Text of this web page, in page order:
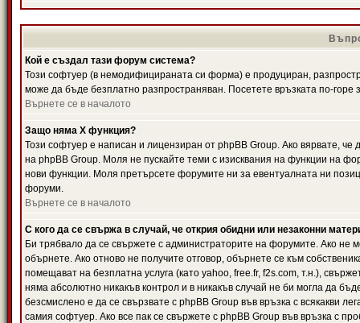
Кой е създал тази форум система?
Този софтуер (в немодифицираната си форма) е продуциран,
може да бъде безплатно разпространяван. Посетете връзката по-горе
Върнете се в началото
Защо няма X функция?
Този софтуер е написан и лицензиран от phpBB Group. Ако вярвате,
на phpBB Group. Моля не пускайте теми с изисквания на функции на
нови функции. Моля претърсете форумите ни за евентуалната ни
форуми.
Върнете се в началото
С кого да се свържа в случай, че открия обидни или незаконни
Би трябвало да се свържете с администраторите на форумите. Ако не
обърнете. Ако отново не получите отговор, обърнете се към
помещават на безплатна услуга (като yahoo, free.fr, f2s.com, т.н.),
няма абсолютно никакъв контрол и в никакъв случай не би могла да
безсмислено е да се свързвате с phpBB Group във връзка с всякакви
самия софтуер. Ако все пак се свържете с phpBB Group във връзка с